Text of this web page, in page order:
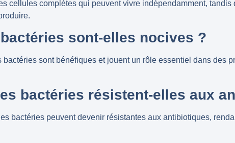
cellules complètes qui peuvent vivre indépendamment, tandis
sont-elles nocives ?
bactéries sont bénéfiques et jouent un rôle essentiel dans des
bactéries résistent-elles aux
bactéries peuvent devenir résistantes aux antibiotiques,